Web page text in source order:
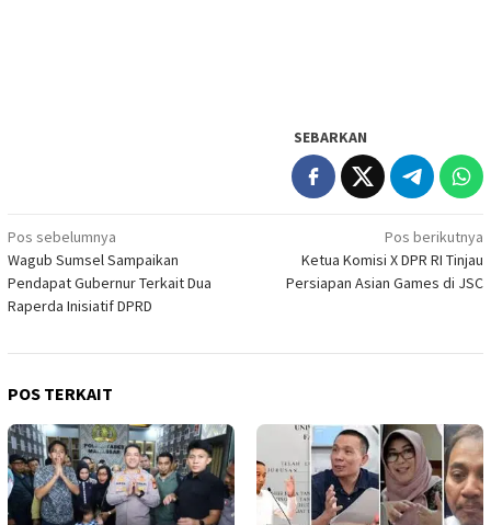
SEBARKAN
Navigasi
pos
Pos sebelumnya
Wagub Sumsel Sampaikan
Pendapat Gubernur Terkait Dua
Raperda Inisiatif DPRD
Pos berikutnya
Ketua Komisi X DPR RI Tinjau
Persiapan Asian Games di JSC
POS TERKAIT